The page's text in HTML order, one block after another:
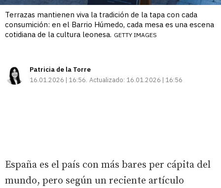
Terrazas mantienen viva la tradición de la tapa con cada
consumición: en el Barrio Húmedo, cada mesa es una escena
cotidiana de la cultura leonesa. GETTY IMAGES
Patricia de la Torre
16.01.2026 | 16:56 Actualizado: 16.01.2026 | 16:56
España es el país con más bares per cápita del
mundo, pero según un reciente artículo